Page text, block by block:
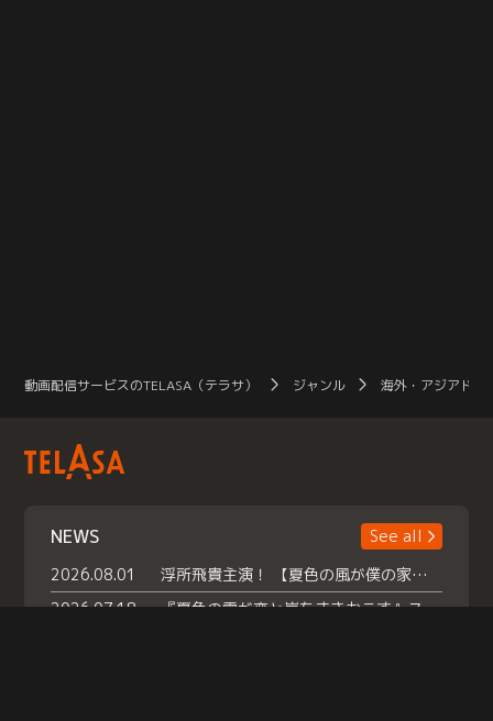
動画配信サービスのTELASA（テラサ） ジャンル 海外・アジアドラ
NEWS
See all
2026.08.01
浮所飛貴主演！ 【夏色の風が僕の家にやってきた】 本日よりテラサで独占配信スタート！
2026.07.18
『夏色の雲が恋と嵐をまきおこす』スペシャルメイキング 【Part1】2026年７月18日（土）23時30分～配信スタート！話題のシーンの裏側を大公開！豪華キャスト大集合！ 『武宮家 真夏の家族会議』開催！